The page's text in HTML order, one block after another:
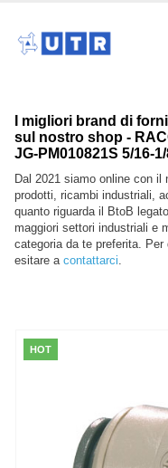
I migliori brand di
sul nostro shop -
JG-PM010821S 5/16-
Dal 2021 siamo online con
prodotti, ricambi industriali,
quanto riguarda il BtoB
maggiori settori industriali e
categoria da te preferita.
esitare a contattarci.
HOT